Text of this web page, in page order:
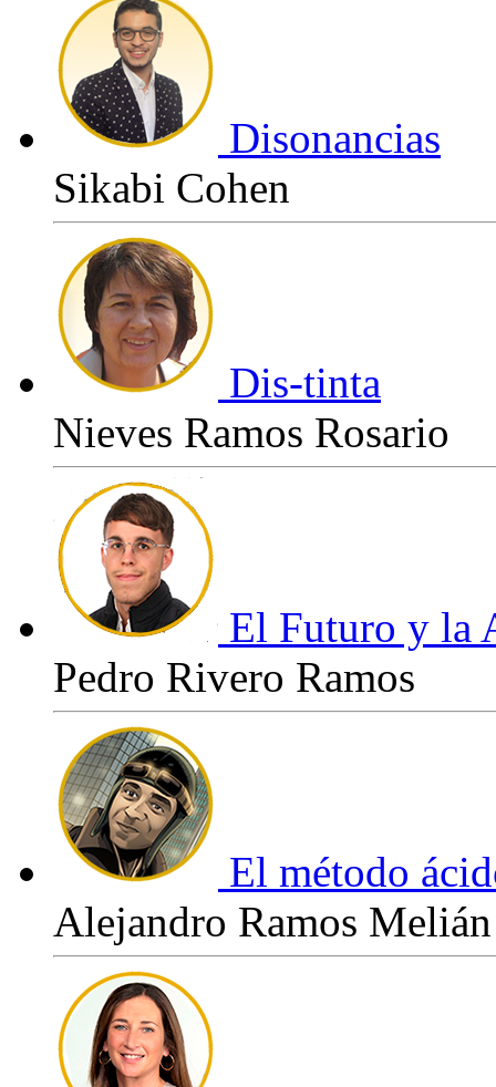
Disonancias
Sikabi Cohen
Dis-tinta
Nieves Ramos Rosario
El Futuro y la
Pedro Rivero Ramos
El método
Alejandro Ramos Melián